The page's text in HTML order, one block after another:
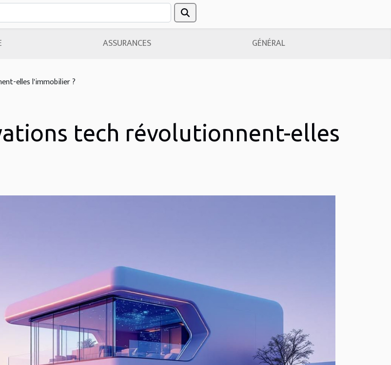
ASSURANCES GÉNÉRAL
elles l'immobilier ?
tech révolutionnent-elles